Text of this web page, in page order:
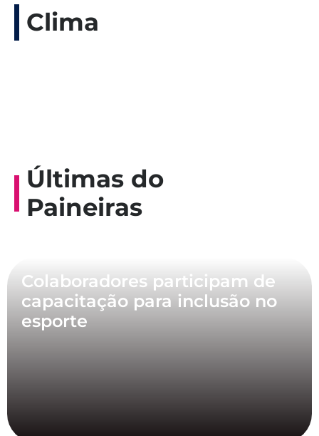
Clima
Últimas do
Paineiras
Colaboradores participam de
capacitação para inclusão no
esporte